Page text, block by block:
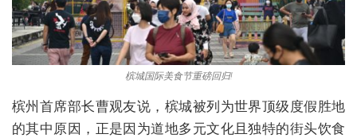
槟城国际美食节重磅回归!
槟州首席部长曹观友说，槟城被列为世界顶级度假胜地
的其中原因，正是因为道地多元文化且独特的街头饮食